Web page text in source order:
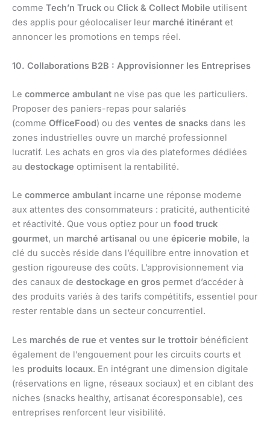
comme Tech’n Truck ou Click & Collect Mobile utilisent
des applis pour géolocaliser leur marché itinérant et
annoncer les promotions en temps réel.
10. Collaborations B2B : Approvisionner les Entreprises
Le commerce ambulant ne vise pas que les particuliers.
Proposer des paniers-repas pour salariés
(comme OfficeFood) ou des ventes de snacks dans les
zones industrielles ouvre un marché professionnel
lucratif. Les achats en gros via des plateformes dédiées
au destockage optimisent la rentabilité.
Le commerce ambulant incarne une réponse moderne
aux attentes des consommateurs : praticité, authenticité
et réactivité. Que vous optiez pour un food truck
gourmet, un marché artisanal ou une épicerie mobile, la
clé du succès réside dans l’équilibre entre innovation et
gestion rigoureuse des coûts. L’approvisionnement via
des canaux de destockage en gros permet d’accéder à
des produits variés à des tarifs compétitifs, essentiel pour
rester rentable dans un secteur concurrentiel.
Les marchés de rue et ventes sur le trottoir bénéficient
également de l’engouement pour les circuits courts et
les produits locaux. En intégrant une dimension digitale
(réservations en ligne, réseaux sociaux) et en ciblant des
niches (snacks healthy, artisanat écoresponsable), ces
entreprises renforcent leur visibilité.